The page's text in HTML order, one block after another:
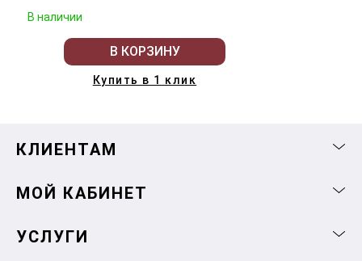
В наличии
В КОРЗИНУ
Купить в 1 клик
КЛИЕНТАМ
МОЙ КАБИНЕТ
УСЛУГИ